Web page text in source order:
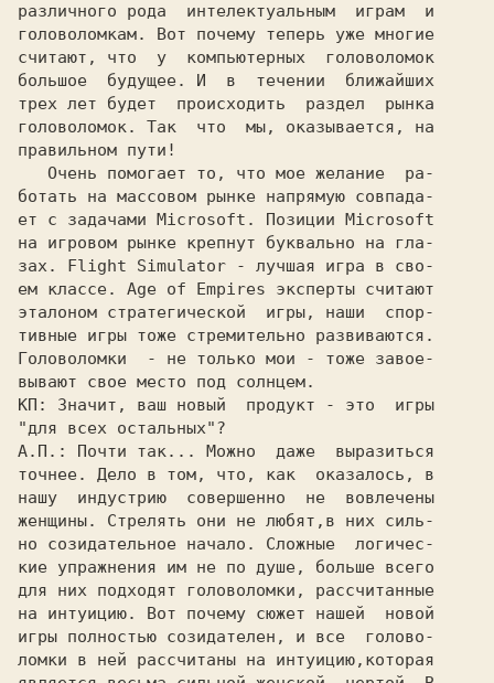
различного рода  интелектуальным  играм  и
головоломкам. Вот почему теперь уже многие
считают, что  у  компьютерных  головоломок
большое  будущее. И  в  течении  ближайших
трех лет будет  происходить  раздел  рынка
головоломок. Так  что  мы, оказывается, на
правильном пути!
ботать на массовом рынке напрямую совпада-
ет с задачами Microsoft. Позиции Microsoft
на игровом рынке крепнут буквально на гла-
зах. Flight Simulator
- лучшая игра в сво-
ем классе. Age of Empires эксперты считают
эталоном стратегической  игры, наши  спор-
тивные игры тоже стремительно развиваются.
Головоломки  - не только мои - тоже завое-
КП: Значит, ваш новый  продукт - это  игры
А.П.: Почти так... Можно  даже  выразиться
точнее. Дело в том, что, как  оказалось, в
нашу  индустрию  совершенно  не  вовлечены
женщины. Стрелять они не любят,в них силь-
но созидательное начало. Сложные  логичес-
кие упражнения им не по душе, больше всего
для них подходят головоломки, рассчитанные
на интуицию. Вот почему сюжет нашей  новой
игры полностью созидателен, и все  голово-
ломки в ней рассчитаны на интуицию,которая